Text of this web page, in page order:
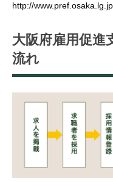
http://
大阪府雇用促進
流れ